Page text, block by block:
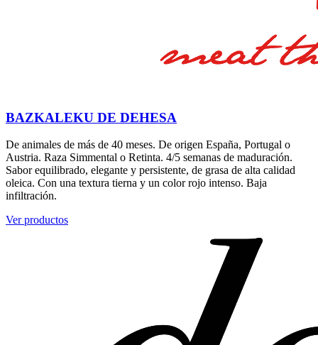
BAZKALEKU DE DEHESA
De animales de más de 40 meses. De origen España, Portugal o
Austria. Raza Simmental o Retinta. 4/5 semanas de maduración.
Sabor equilibrado, elegante y persistente, de grasa de alta calidad
oleica. Con una textura tierna y un color rojo intenso. Baja
infiltración.
Ver productos